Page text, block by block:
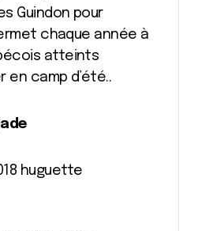
Guindon pour
chaque année à
atteints
en camp d’été..